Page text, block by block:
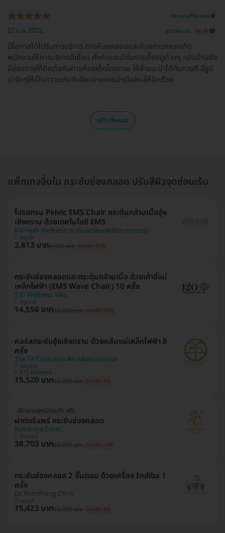
รีวิวสถานที่ให้บริการ 🏥
22 ธ.ค. 2022 ดูรีวิวต้นฉบับ
มีโอกาสได้ไปรับการบริการ ทางห้องคลอดและห้องทารกแรกเกิด
พนักงานให้การบริการดีเยี่ยม ทั้งคำแนะนำในการเลี้ยงดูต่างๆ กลับบ้านยัง
มีช่องทางให้ติดต่อกับทางห้องเด็กโดยตรง ให้คำแนะนำได้ทันทวงที มีรูป
น่ารักๆให้เป็นความประทับใจแรกของแม่ๆมือใหม่ให้อีกด้วย
ดูรีวิวทั้งหมด
แพ็กเกจอื่นใน กระชับช่องคลอด ปรับสีผิวจุดซ่อนเร้น
โปรแกรม Pelvic EMS Chair กระตุ้นกล้ามเนื้ออุ้ง
เชิงกราน ด้วยเทคโนโลยี EMS
Karnesh Wellness (การ์เนชเวลเนสคลินิกเวชกรรม)
พญาไท
2,813 บาท4,900 บาท ประหยัด 43%
กระชับช่องคลอดและกระตุ้นกล้ามเนื้อ ด้วยเก้าอี้แม่
เหล็กไฟฟ้า (EMS Wave Chair) 10 ครั้ง
120 Wellness Villa
ปทุมธานี
14,550 บาท35,000 บาท ประหยัด 58%
คอร์สกระชับอุ้งเชิงกราน ด้วยคลื่นแม่เหล็กไฟฟ้า 8
ครั้ง
The Fit Clinic (เดอะฟิต คลินิกเวชกรรม)
คลองเตย
BTS พร้อมพงษ์
15,520 บาท16,000 บาท ประหยัด 3%
ปรึกษาแพทย์ก่อนทำ ฟรี!
ผ่าตัดรีแพร์ กระชับช่องคลอด
Natchaya Clinic
คันนายาว
38,703 บาท80,000 บาท ประหยัด 52%
กระชับช่องคลอด 2 ขั้นตอน ด้วยเครื่อง Indiba 1
ครั้ง
Dr. Aomthong Clinic
นนทบุรี
15,423 บาท15,900 บาท ประหยัด 3%